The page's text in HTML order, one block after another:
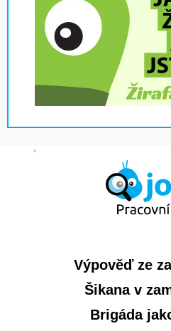
Výpověď ze
Šikana v
Brigáda